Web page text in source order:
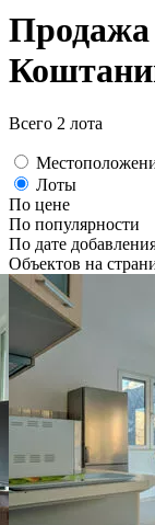
Продажа
Всего 2 лота
Лоты
По цене
По популярности
По дате
Объектов на